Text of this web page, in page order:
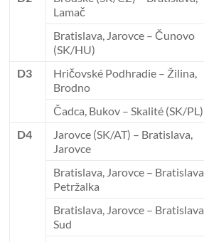
Lamač
Bratislava, Jarovce – Čunovo
(SK/HU)
D3
Hričovské Podhradie – Žilina,
Brodno
Čadca, Bukov – Skalité (SK/PL)
D4
Jarovce (SK/AT) – Bratislava,
Jarovce
Bratislava, Jarovce – Bratislava,
Petržalka
Bratislava, Jarovce – Bratislava,
Sud